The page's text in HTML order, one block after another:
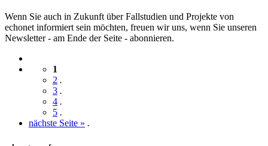
Wenn Sie auch in Zukunft über Fallstudien und Projekte von
echonet informiert sein möchten, freuen wir uns, wenn Sie unseren
Newsletter - am Ende der Seite - abonnieren.
1
2 .
3 .
4 .
5 .
nächste Seite » .